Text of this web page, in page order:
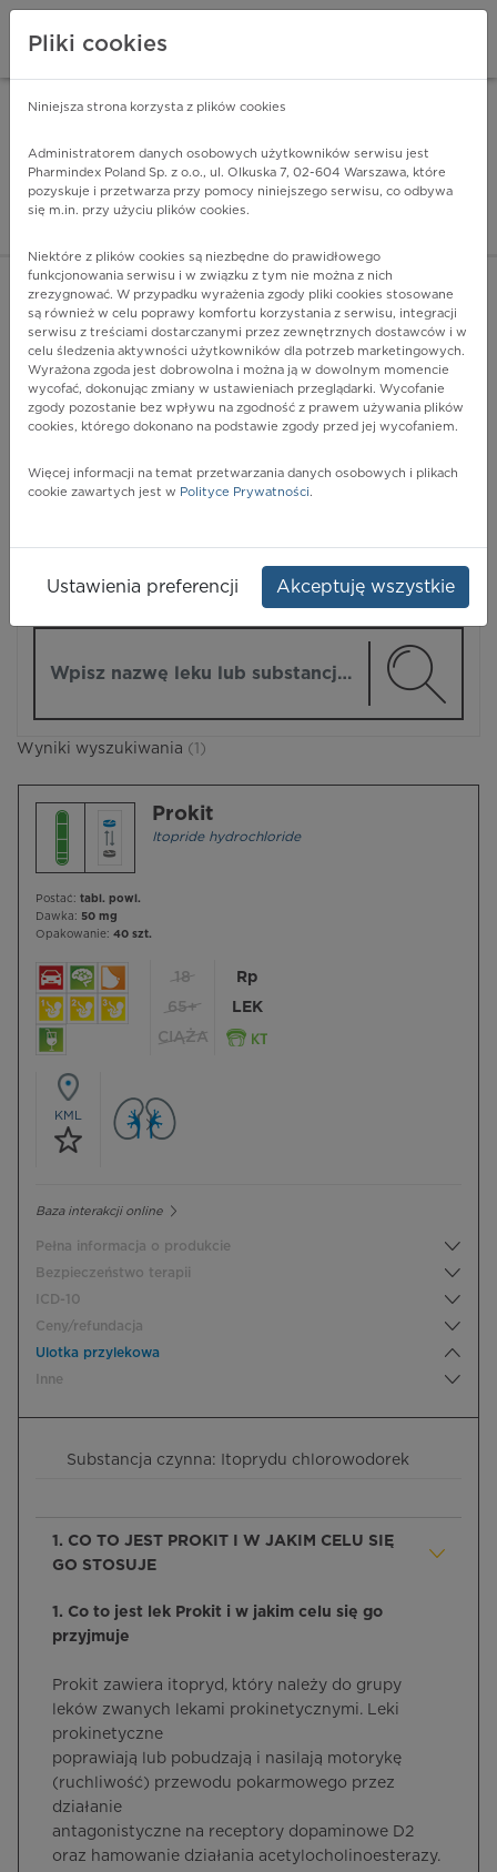
Pharmindex - lider
ZALOGUJ SIĘ
POKAŻ FILTRY
Pharmindex
Wyniki wyszukiwania (1)
Prokit
Itopride hydrochloride
Postać: tabl. powl.
Dawka: 50 mg
Opakowanie: 40 szt.
18
65+
CIĄŻA
Rp
LEK
KML
Baza interakcji online
Pełna informacja o produkcie
Bezpieczeństwo terapii
ICD-10
Ceny/refundacja
Ulotka przylekowa
Inne
Substancja czynna: Itoprydu chlorowodorek
1. CO TO JEST PROKIT I W JAKIM CELU SIĘ
GO STOSUJE
1. Co to jest lek Prokit i w jakim celu się go
przyjmuje
Prokit zawiera itopryd, który należy do grupy
leków zwanych lekami prokinetycznymi. Leki
prokinetyczne
poprawiają lub pobudzają i nasilają motorykę
(ruchliwość) przewodu pokarmowego przez
działanie
antagonistyczne na receptory dopaminowe D2
oraz hamowanie działania acetylocholinoesterazy.
Pliki cookies
Niniejsza strona korzysta z plików cookies
Administratorem danych osobowych użytkowników serwisu jest
Pharmindex Poland Sp. z o.o., ul. Olkuska 7, 02-604 Warszawa, które
pozyskuje i przetwarza przy pomocy niniejszego serwisu, co odbywa
się m.in. przy użyciu plików cookies.
Niektóre z plików cookies są niezbędne do prawidłowego
funkcjonowania serwisu i w związku z tym nie można z nich
zrezygnować. W przypadku wyrażenia zgody pliki cookies stosowane
są również w celu poprawy komfortu korzystania z serwisu, integracji
serwisu z treściami dostarczanymi przez zewnętrznych dostawców i w
celu śledzenia aktywności użytkowników dla potrzeb marketingowych.
Wyrażona zgoda jest dobrowolna i można ją w dowolnym momencie
wycofać, dokonując zmiany w ustawieniach przeglądarki. Wycofanie
zgody pozostanie bez wpływu na zgodność z prawem używania plików
cookies, którego dokonano na podstawie zgody przed jej wycofaniem.
Więcej informacji na temat przetwarzania danych osobowych i plikach
cookie zawartych jest w Polityce Prywatności.
Ustawienia preferencji Akceptuję wszystkie
ZA DARMO - w Google Play INSTALUJ